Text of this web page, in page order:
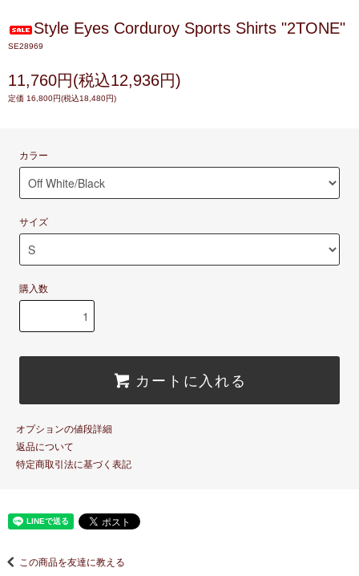
Style Eyes Corduroy Sports Shirts "2TONE"
SE28969
11,760円(税込12,936円)
定価 16,800円(税込18,480円)
カラー
サイズ
購入数
カートに入れる
オプションの値段詳細
返品について
特定商取引法に基づく表記
この商品を友達に教える